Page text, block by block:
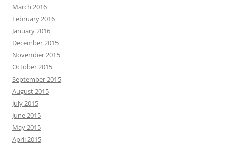
March 2016
February 2016
January 2016
December 2015
November 2015
October 2015
September 2015
August 2015
July 2015
June 2015
May 2015
April 2015